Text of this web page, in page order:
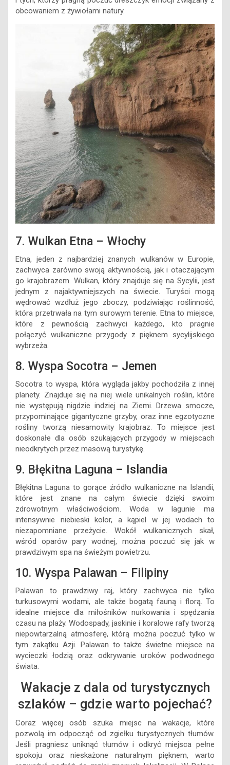
obcowaniem z żywiołami natury.
7. Wulkan Etna – Włochy
Etna, jeden z najbardziej znanych wulkanów w Europie,
zachwyca zarówno swoją aktywnością, jak i otaczającym
go krajobrazem. Wulkan, który znajduje się na Sycylii, jest
jednym z najaktywniejszych na świecie. Turyści mogą
wędrować wzdłuż jego zboczy, podziwiając roślinność,
która przetrwała na tym surowym terenie. Etna to miejsce,
które z pewnością zachwyci każdego, kto pragnie
połączyć wulkaniczne przygody z pięknem sycylijskiego
wybrzeża.
8. Wyspa Socotra – Jemen
Socotra to wyspa, która wygląda jakby pochodziła z innej
planety. Znajduje się na niej wiele unikalnych roślin, które
nie występują nigdzie indziej na Ziemi. Drzewa smocze,
przypominające gigantyczne grzyby, oraz inne egzotyczne
rośliny tworzą niesamowity krajobraz. To miejsce jest
doskonałe dla osób szukających przygody w miejscach
nieodkrytych przez masową turystykę.
9. Błękitna Laguna – Islandia
Błękitna Laguna to gorące źródło wulkaniczne na Islandii,
które jest znane na całym świecie dzięki swoim
zdrowotnym właściwościom. Woda w lagunie ma
intensywnie niebieski kolor, a kąpiel w jej wodach to
niezapomniane przeżycie. Wokół wulkanicznych skał,
wśród oparów pary wodnej, można poczuć się jak w
prawdziwym spa na świeżym powietrzu.
10. Wyspa Palawan – Filipiny
Palawan to prawdziwy raj, który zachwyca nie tylko
turkusowymi wodami, ale także bogatą fauną i florą. To
idealne miejsce dla miłośników nurkowania i spędzania
czasu na plaży. Wodospady, jaskinie i koralowe rafy tworzą
niepowtarzalną atmosferę, którą można poczuć tylko w
tym zakątku Azji. Palawan to także świetne miejsce na
wycieczki łodzią oraz odkrywanie uroków podwodnego
świata.
Wakacje z dala od turystycznych
szlaków – gdzie warto pojechać?
Coraz więcej osób szuka miejsc na wakacje, które
pozwolą im odpocząć od zgiełku turystycznych tłumów.
Jeśli pragniesz uniknąć tłumów i odkryć miejsca pełne
spokoju oraz nieskażone naturalnym pięknem, warto